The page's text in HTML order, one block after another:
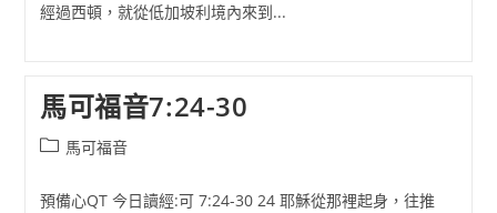
經過西頓，就從低加坡利境內來到...
馬可福音7:24-30
Post馬可福音
預備心QT 今日讀經:可 7:24-30 24 耶穌從那裡起身，往推